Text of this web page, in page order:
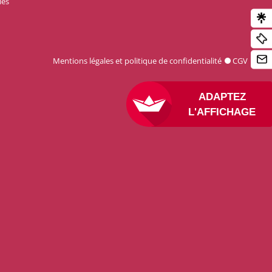
ADAPTEZ
L'AFFICHAGE
Mentions légales et politique de confidentialité CGV